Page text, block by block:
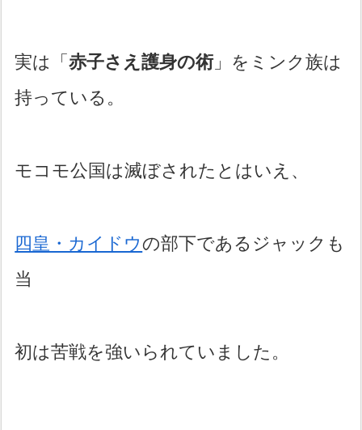
実は「赤子さえ護身の術」をミンク族は
持っている。
モコモ公国は滅ぼされたとはいえ、
四皇・カイドウの部下であるジャックも
当
初は苦戦を強いられていました。